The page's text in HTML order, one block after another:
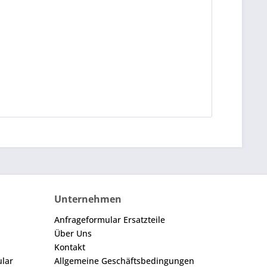
Unternehmen
Anfrageformular Ersatzteile
Über Uns
Kontakt
Allgemeine Geschäftsbedingungen